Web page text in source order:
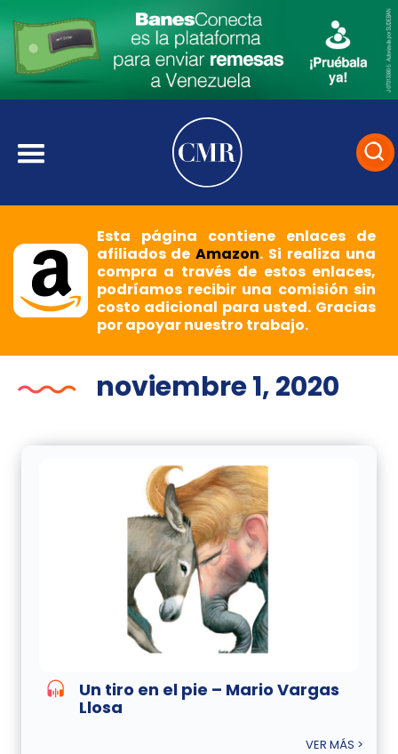
Esta página contiene enlaces de
afiliados deAmazon. Si realiza una
compra a través de estos enlaces,
podríamos recibir una comisión sin
costo adicional para usted. Gracias
por apoyar nuestro trabajo.
noviembre 1, 2020
Un tiro en el pie – Mario Vargas
Llosa
VER MÁS >